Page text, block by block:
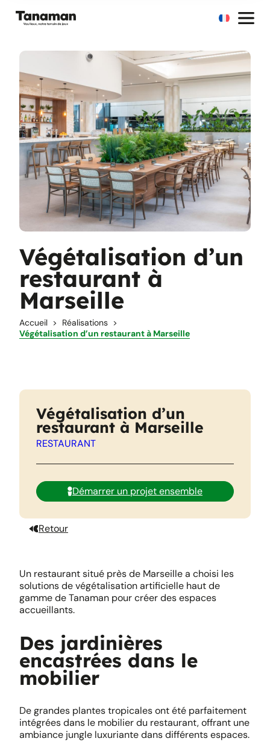
contenu
Végétalisation d’un
restaurant à
Marseille
Accueil
Réalisations
Végétalisation d’un restaurant à Marseille
Végétalisation d’un
restaurant à Marseille
RESTAURANT
Démarrer un projet ensemble
Retour
Un restaurant situé près de Marseille a choisi les
solutions de végétalisation artificielle haut de
gamme de Tanaman pour créer des espaces
accueillants.
Des jardinières
encastrées dans le
mobilier
De grandes plantes tropicales ont été parfaitement
intégrées dans le mobilier du restaurant, offrant une
ambiance jungle luxuriante dans différents espaces.